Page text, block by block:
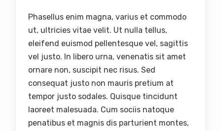
Phasellus enim magna, varius et commodo
ut, ultricies vitae velit. Ut nulla tellus,
eleifend euismod pellentesque vel, sagittis
vel justo. In libero urna, venenatis sit amet
ornare non, suscipit nec risus. Sed
consequat justo non mauris pretium at
tempor justo sodales. Quisque tincidunt
laoreet malesuada. Cum sociis natoque
penatibus et magnis dis parturient montes,